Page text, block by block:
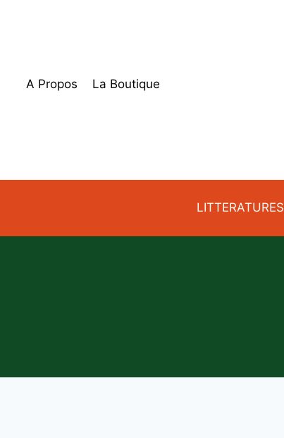
A Propos La Boutique
LITTERATURES